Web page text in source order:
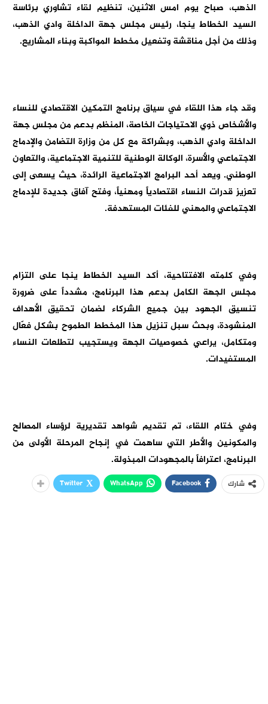
الذهب، صباح يوم امس الاثنين، تنظيم لقاء تشاوري برئاسة
السيد الخطاط ينجا، رئيس مجلس جهة الداخلة وادي الذهب،
وذلك من أجل مناقشة وتفعيل مخطط المواكبة وبناء المشاريع.
وقد جاء هذا اللقاء في سياق برنامج التمكين الاقتصادي للنساء
والأشخاص ذوي الاحتياجات الخاصة، المنظم بدعم من مجلس جهة
الداخلة وادي الذهب، وبشراكة مع كل من وزارة التضامن والإدماج
الاجتماعي والأسرة، الوكالة الوطنية للتنمية الاجتماعية، والتعاون
الوطني. ويعد أحد البرامج الاجتماعية الرائدة، حيث يسعى إلى
تعزيز قدرات النساء اقتصادياً ومهنياً، وفتح آفاق جديدة للإدماج
الاجتماعي والمهني للفئات المستهدفة.
وفي كلمته الافتتاحية، أكد السيد الخطاط ينجا على التزام
مجلس الجهة الكامل بدعم هذا البرنامج، مشدداً على ضرورة
تنسيق الجهود بين جميع الشركاء لضمان تحقيق الأهداف
المنشودة، وبحث سبل تنزيل هذا المخطط الطموح بشكل فعّال
ومتكامل، يراعي خصوصيات الجهة ويستجيب لتطلعات النساء
المستفيدات.
وفي ختام اللقاء، تم تقديم شواهد تقديرية لرؤساء المصالح
والمكونين والأطر التي ساهمت في إنجاح المرحلة الأولى من
البرنامج، اعترافاً بالمجهودات المبذولة.
شارك Facebook
WhatsApp
Twitter